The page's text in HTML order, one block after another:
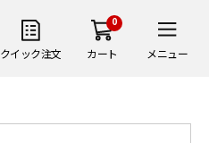
クイック注文
0
カート メニュー